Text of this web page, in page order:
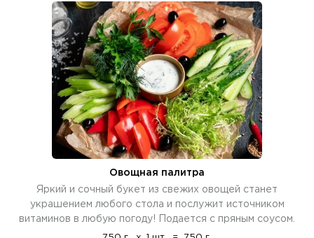
Овощная палитра
Яркий и сочный букет из свежих овощей станет
украшением любого стола и послужит источником
витаминов в любую погоду! Подается с пряным соусом.